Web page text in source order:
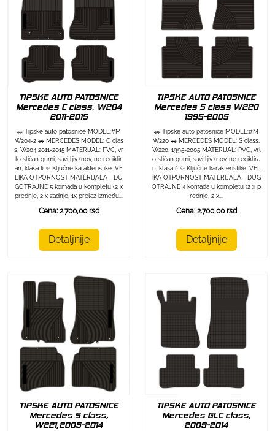
TIPSKE AUTO PATOSNICE
Mercedes C class, W204
2011-2015
🚗 Tipske auto patosnice MODEL:#M
W204-2 🚗 MERCEDES MODEL: C clas
s, W204 2011-2015 MATERIJAL: PVC, vr
lo sličan gumi, savitljiv (nov, ne reciklir
an, klasa I) ✨ Ključne karakteristike: VE
LIKA OTPORNOST MATERIJALA - DU
GOTRAJNE 5 komada u kompletu (2 x
prednje, 2 x zadnje, 1x prelaz između...
Cena: 2.700,00 rsd
Detaljnije
TIPSKE AUTO PATOSNICE
Mercedes S class W220
1995-2005
🚗 Tipske auto patosnice MODEL:#M
W220 🚗 MERCEDES MODEL: S class,
W220, 1995-2005 MATERIJAL: PVC, vrl
o sličan gumi, savitljiv (nov, ne reciklira
n, klasa I) ✨ Ključne karakteristike: VEL
IKA OTPORNOST MATERIJALA - DUG
OTRAJNE 4 komada u kompletu (2 x p
rednje, 2 x...
Cena: 2.700,00 rsd
Detaljnije
TIPSKE AUTO PATOSNICE
Mercedes S class,
W221,2005-2014
TIPSKE AUTO PATOSNICE
Mercedes GLC class,
2009-2014